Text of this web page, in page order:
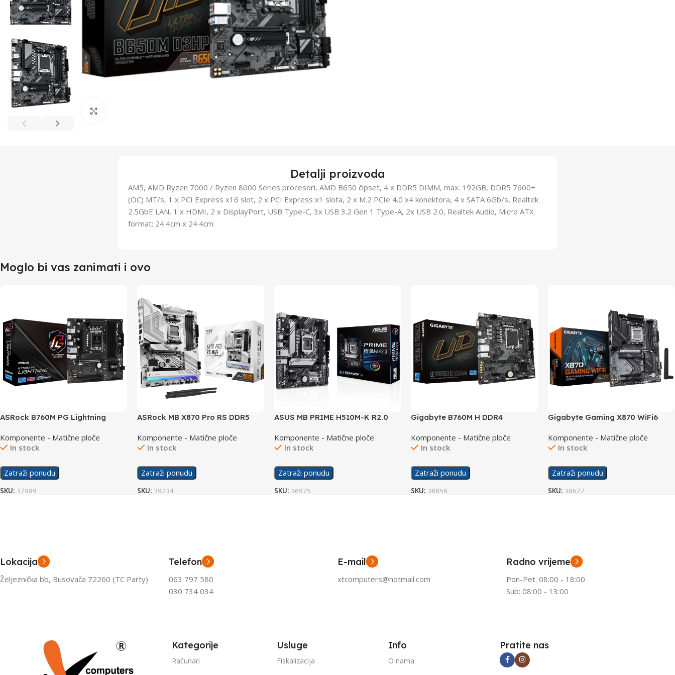
Detalji proizvoda
AM5, AMD Ryzen 7000 / Ryzen 8000 Series procesori, AMD B650 čipset, 4 x DDR5 DIMM, max. 192GB, DDR5 7600+
(OC) MT/s, 1 x PCI Express x16 slot, 2 x PCI Express x1 slota, 2 x M.2 PCIe 4.0 x4 konektora, 4 x SATA 6Gb/s, Realtek
2.5GbE LAN, 1 x HDMI, 2 x DisplayPort, USB Type-C, 3x USB 3.2 Gen 1 Type-A, 2x USB 2.0, Realtek Audio, Micro ATX
format; 24.4cm x 24.4cm.
Moglo bi vas zanimati i ovo
ASRock B760M PG Lightning
Komponente - Matične ploče
In stock
Zatraži ponudu
SKU: 37989
ASRock MB X870 Pro RS DDR5
Komponente - Matične ploče
In stock
Zatraži ponudu
SKU: 39234
ASUS MB PRIME H510M-K R2.0
Komponente - Matične ploče
In stock
Zatraži ponudu
SKU: 36975
Gigabyte B760M H DDR4
Komponente - Matične ploče
In stock
Zatraži ponudu
SKU: 38858
Gigabyte Gaming X870 WiFi6
Komponente - Matične ploče
In stock
Zatraži ponudu
SKU: 38627
Lokacija
Željeznička bb, Busovača 72260 (TC Party)
Telefon
063 797 580
030 734 034
E-mail
xtcomputers@hotmail.com
Radno vrijeme
Pon-Pet: 08:00 - 18:00
Sub: 08:00 - 13:00
Kategorije
Računari
Usluge
Fiskalizacija
Info
O nama
Pratite nas